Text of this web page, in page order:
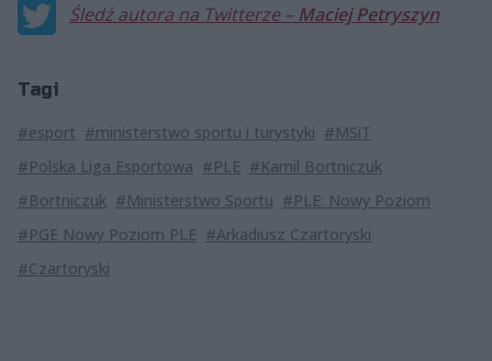
Śledź autora na Twitterze – Maciej Petryszyn
Tagi
#esport #ministerstwo sportu i turystyki #MSiT
#Polska Liga Esportowa #PLE #Kamil Bortniczuk
#Bortniczuk #Ministerstwo Sportu #PLE: Nowy Poziom
#PGE Nowy Poziom PLE #Arkadiusz Czartoryski
#Czartoryski